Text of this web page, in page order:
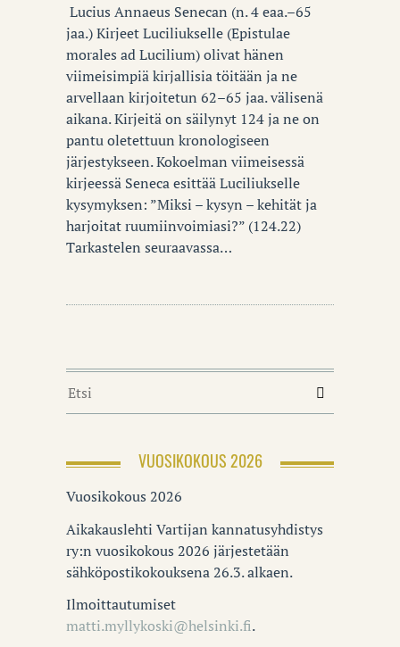
Lucius Annaeus Senecan (n. 4 eaa.–65
jaa.) Kirjeet Luciliukselle (Epistulae
morales ad Lucilium) olivat hänen
viimeisimpiä kirjallisia töitään ja ne
arvellaan kirjoitetun 62–65 jaa. välisenä
aikana. Kirjeitä on säilynyt 124 ja ne on
pantu oletettuun kronologiseen
järjestykseen. Kokoelman viimeisessä
kirjeessä Seneca esittää Luciliukselle
kysymyksen: ”Miksi – kysyn – kehität ja
harjoitat ruumiinvoimiasi?” (124.22)
Tarkastelen seuraavassa…
VUOSIKOKOUS 2026
Vuosikokous 2026
Aikakauslehti Vartijan kannatusyhdistys
ry:n vuosikokous 2026 järjestetään
sähköpostikokouksena 26.3. alkaen.
Ilmoittautumiset
matti.myllykoski@helsinki.fi.